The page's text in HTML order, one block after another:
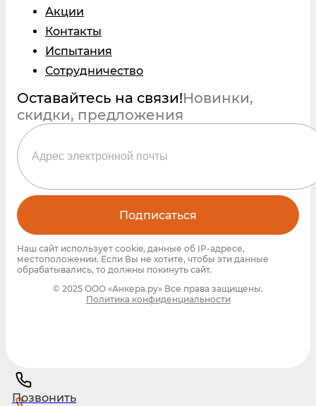
Акции
Контакты
Испытания
Сотрудничество
Оставайтесь на связи!Новинки,
скидки, предложения
Подписаться
Наш сайт использует cookie, данные об IP-адресе,
местоположении. Если Вы не хотите, чтобы эти данные
обрабатывались, то должны покинуть сайт.
© 2025 ООО «Анкера.ру» Все права защищены.
Политика конфиденциальности
Позвонить